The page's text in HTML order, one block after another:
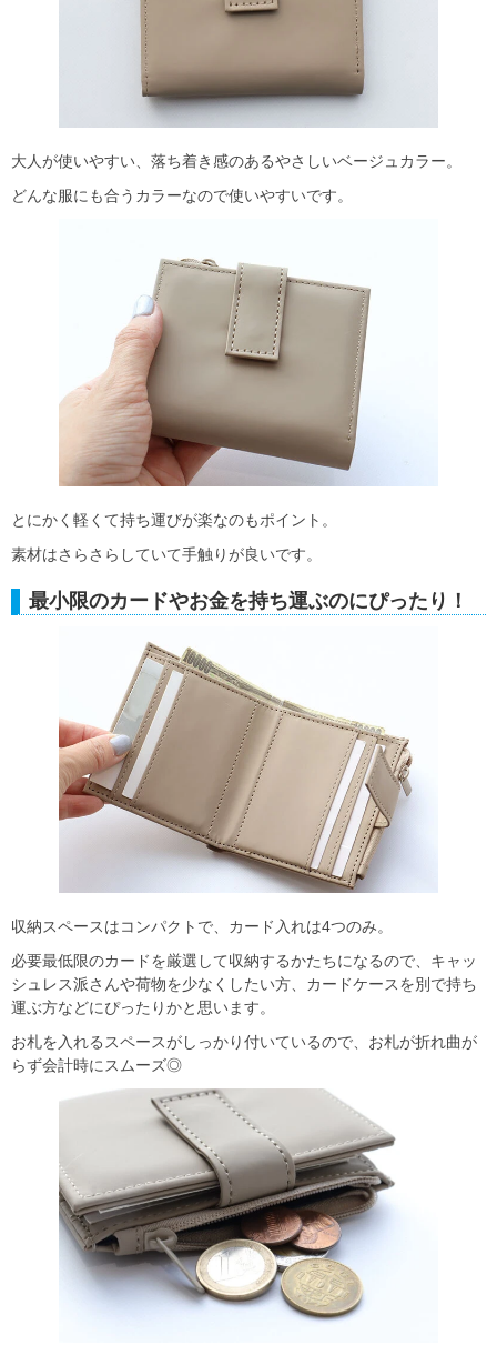
大人が使いやすい、落ち着き感のあるやさしいベージュカラー。
どんな服にも合うカラーなので使いやすいです。
とにかく軽くて持ち運びが楽なのもポイント。
素材はさらさらしていて手触りが良いです。
最小限のカードやお金を持ち運ぶのにぴったり！
収納スペースはコンパクトで、カード入れは4つのみ。
必要最低限のカードを厳選して収納するかたちになるので、キャッ
シュレス派さんや荷物を少なくしたい方、カードケースを別で持ち
運ぶ方などにぴったりかと思います。
お札を入れるスペースがしっかり付いているので、お札が折れ曲が
らず会計時にスムーズ◎